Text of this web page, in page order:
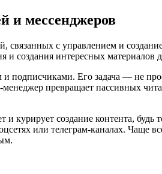
и мессенджеров
связанных с управлением и
создания интересных материалов
Его задача — не
превращает пассивных
создание контента,
или телеграм-каналах. Чаще